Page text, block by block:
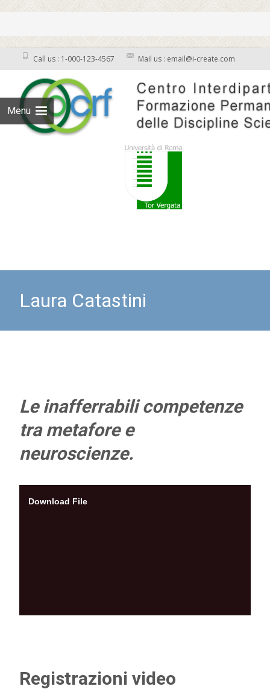
Call us : 1-000-123-4567 Mail us : email@i-create.com
Menu
Laura Catastini
Le inafferrabili competenze
tra metafore e
neuroscienze.
Download File
Registrazioni video